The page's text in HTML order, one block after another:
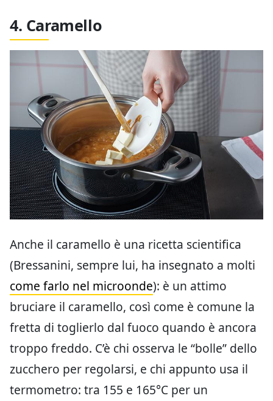
4. Caramello
Anche il caramello è una ricetta scientifica
(Bressanini, sempre lui, ha insegnato a molti
come farlo nel microonde): è un attimo
bruciare il caramello, così come è comune la
fretta di toglierlo dal fuoco quando è ancora
troppo freddo. C’è chi osserva le “bolle” dello
zucchero per regolarsi, e chi appunto usa il
termometro: tra 155 e 165°C per un